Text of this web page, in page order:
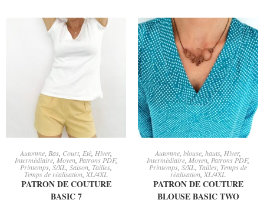
AJOUTER AU PANIER
Automne Bas Court Eté Hiver,
Intermédiaire Moyen Patrons PDF,
Printemps S/XL, Saison Tailles
Temps de réalisation XL/4XL
PATRON DE COUTURE
BASIC 7
CHOIX DES OPTIONS
Automne blouse hauts Hiver,
Intermédiaire Moyen Patrons PDF,
Printemps S/XL ,Tailles Temps de
réalisation XL/4XL
PATRON DE COUTURE
BLOUSE BASIC TWO